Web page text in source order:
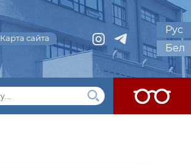
Карта сайта
Рус
Бел